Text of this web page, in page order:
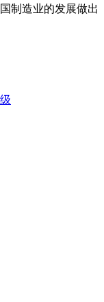
制造业的发展做出